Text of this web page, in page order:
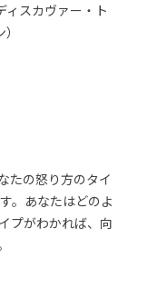
ィスカヴァー・ト
たの怒り方のタイ
。あなたはどのよ
プがわかれば、向